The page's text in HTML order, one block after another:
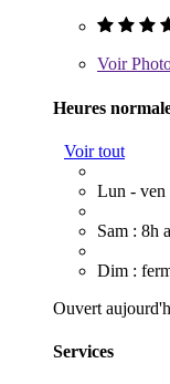
Voir
Heures
Voir tout
Lun - ven
Sam : 8h
Dim :
Ouvert
Services